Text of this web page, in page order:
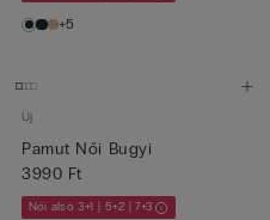
+5
Új
Pamut Női Bugyi
3990 Ft
Női alsó 3+1 | 5+2 | 7+3